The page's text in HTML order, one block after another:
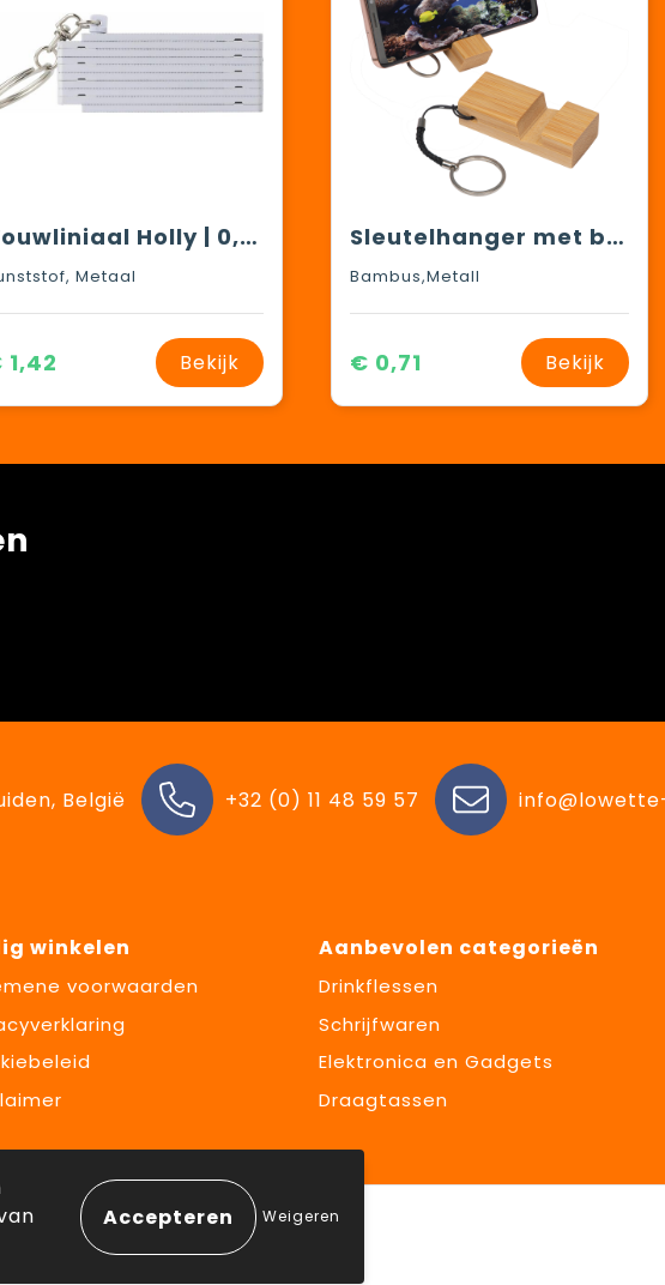
Vouwliniaal Holly | 0,5 m
Metaal
1,42 Bekijk
Sleutelhanger met bamboe gsm standaard
Bambus,Metall
€ 0,71 Bekijk
België +32 (0) 11 48 59 57
winkelen
voorwaarden
Aanbevolen categorieën
Drinkflessen
Schrijfwaren
Elektronica en Gadgets
Draagtassen
Weigeren